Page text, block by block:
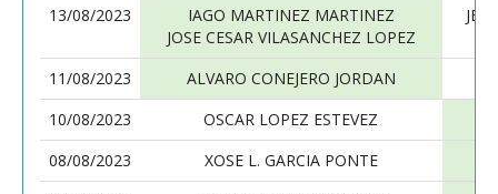
13/08/2023
IAGO MARTINEZ MARTINEZ
JOSE CESAR VILASANCHEZ LOPEZ
11/08/2023
ALVARO CONEJERO JORDAN
10/08/2023
OSCAR LOPEZ ESTEVEZ
08/08/2023
XOSE L. GARCIA PONTE